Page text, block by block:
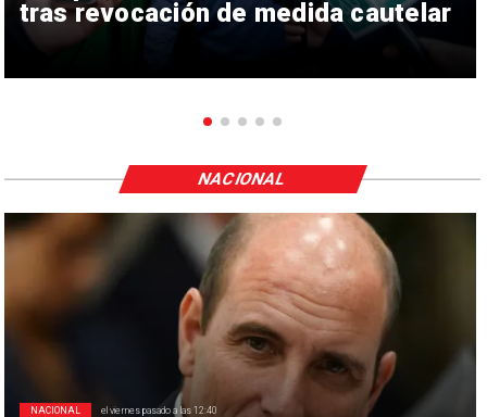
tras revocación de medida cautelar
NACIONAL el viernes pasado a las 12:40
NACIONAL